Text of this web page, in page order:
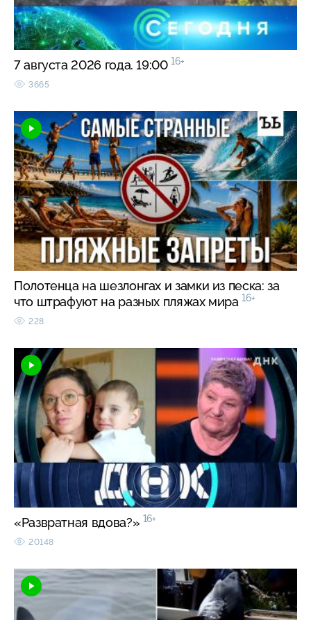
7 августа 2026 года. 19:00 16+
3665
Полотенца на шезлонгах и замки из песка: за
что штрафуют на разных пляжах мира 16+
228
«Развратная вдова?» 16+
20148